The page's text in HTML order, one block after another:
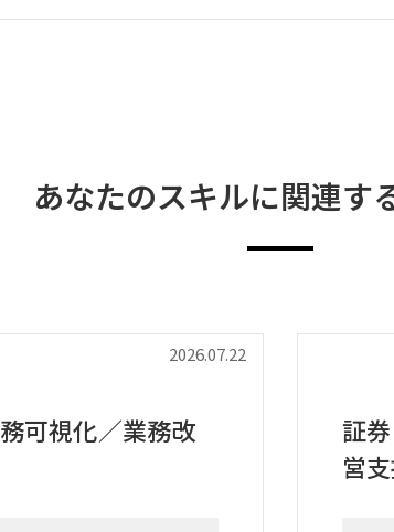
あなたのスキルに関連す
2026.07.22
可視化／業務改
証
営